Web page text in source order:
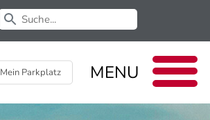
Mein Parkplatz MENU
Newsletter
EU Data Act